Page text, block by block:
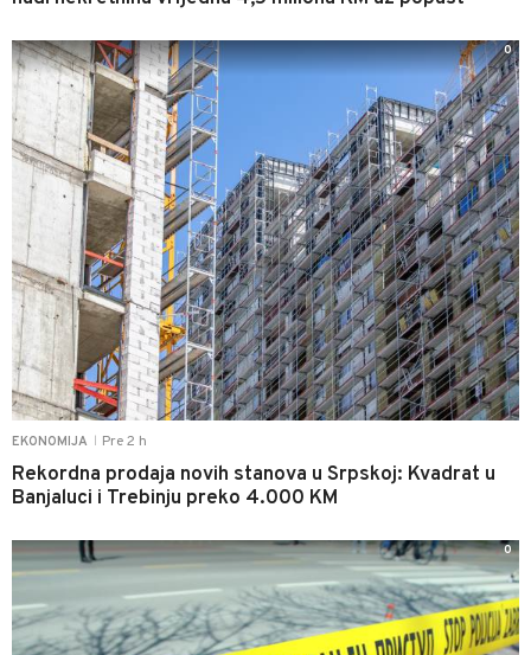
EKONOMIJA Pre 2 h
Rekordna prodaja novih stanova u Srpskoj: Kvadrat u
Banjaluci i Trebinju preko 4.000 KM
0
0